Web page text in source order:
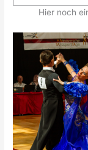
Hier noch